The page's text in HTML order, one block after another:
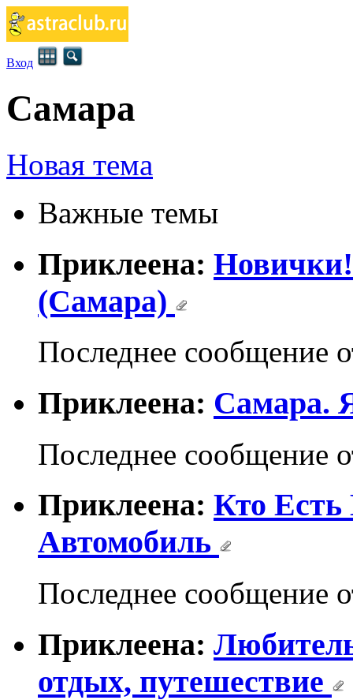
Вход
Самара
Новая тема
Важные темы
Приклеена: Новички!
(Самара)
Последнее сообщение
Приклеена: Самара.
Последнее сообщение
Приклеена: Кто Есть
Автомобиль
Последнее сообщение
Приклеена:
отдых, путешествие